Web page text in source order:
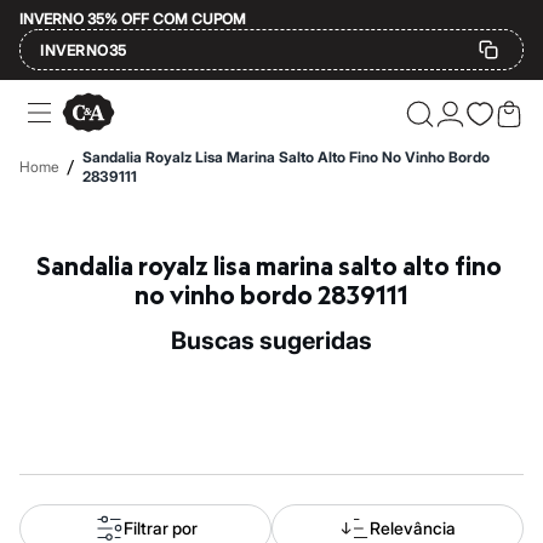
INVERNO 35% OFF COM CUPOM
INVERNO35
Ofertas
Compre por Departamento
Feminino
Masculino
Plus Size
A partir de 60% off
Roupas
Blusas e Camisetas
Básicos
Home / Sandalia Royalz Lisa Marina Salto Alto Fino No Vinho Bordo
2839111
Sandalia royalz lisa marina salto alto fino
no vinho bordo 2839111
buscas sugeridas
Filtrar por Relevância